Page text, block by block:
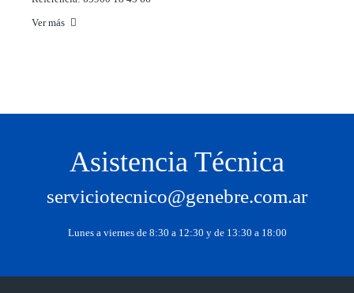
Ver más
Asistencia Técnica
serviciotecnico@genebre.com.ar
Lunes a viernes de 8:30 a 12:30 y de 13:30 a 18:00